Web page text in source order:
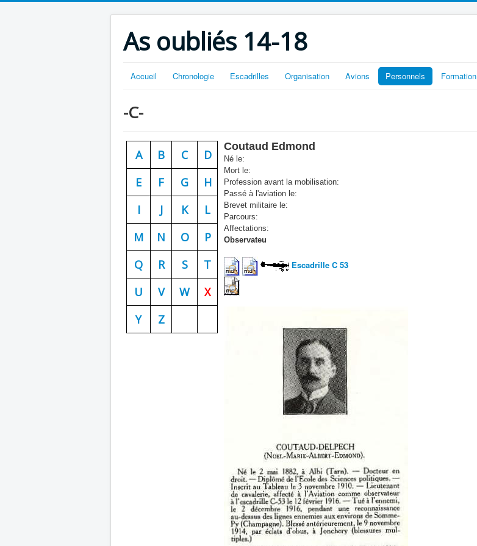
As oubliés 14-18
Accueil Chronologie Escadrilles Organisation Avions Personnels Formation
-C-
A B C
D
E
F G
H
I
J K
L
M
N O
P
Q
R S
T
U
V W
X
Y
Z
Coutaud Edmond
Né le:
Mort le:
Profession avant la mobilisation:
Passé à l'aviation le:
Brevet militaire le:
Parcours:
Affectations:
Observateu
Escadrille C 53